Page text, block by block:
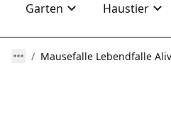
Garten
Haustier